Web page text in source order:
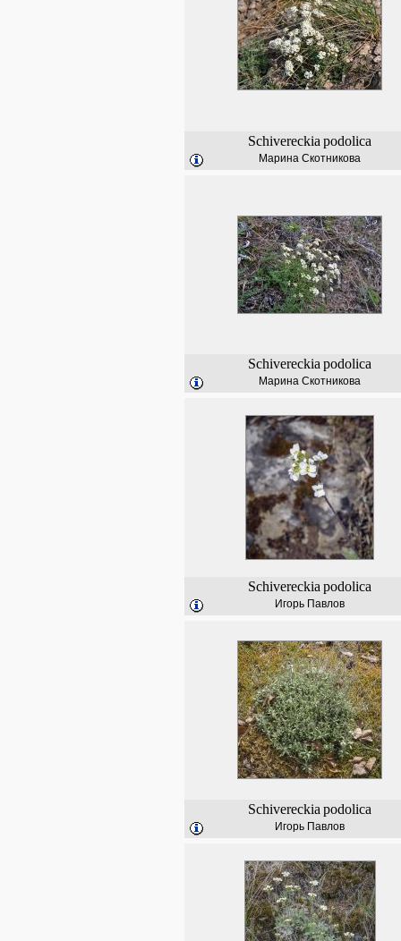
Schivereckia podolica
Марина Скотникова
Schivereckia podolica
Марина Скотникова
Schivereckia podolica
Игорь Павлов
Schivereckia podolica
Игорь Павлов